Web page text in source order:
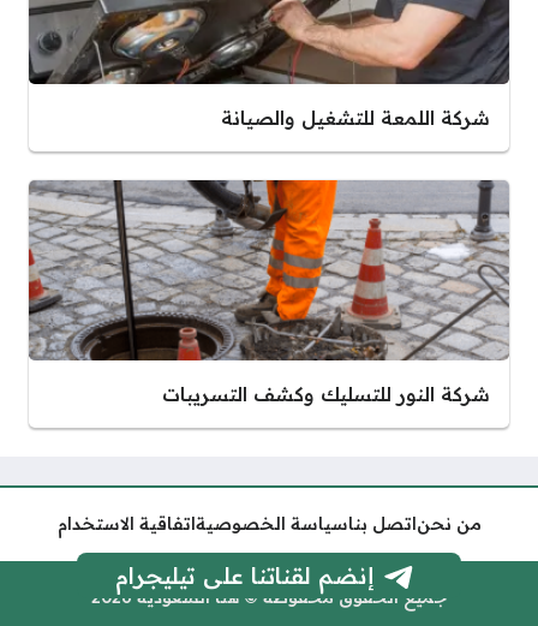
شركة اللمعة للتشغيل والصيانة
شركة النور للتسليك وكشف التسريبات
من نحناتصل بناسياسة الخصوصيةاتفاقية الاستخدام
جميع الحقوق محفوظة © هنا السعودية 2026
إنضم لقناتنا على تيليجرام